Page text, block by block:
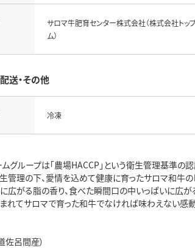
サロマ牛肥育センター株式会社（株式会社トッ
ム）
送・その他
冷凍
ムグループは「農場HACCP」という衛生管理基準の
管理の下、愛情を込めて健康に育ったサロマ和牛の
広がる脂の香り、食べた瞬間口の中いっぱいに広
れてサロマで育った和牛でなければ味わえない感動
佐呂間産）